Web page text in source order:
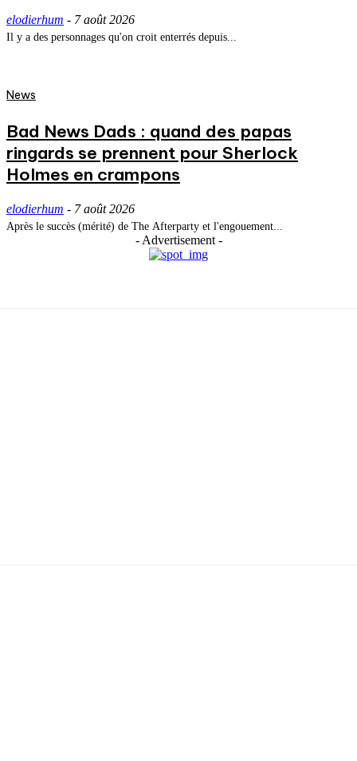
elodierhum - 7 août 2026
Il y a des personnages qu'on croit enterrés depuis...
News
Bad News Dads : quand des papas
ringards se prennent pour Sherlock
Holmes en crampons
elodierhum - 7 août 2026
Après le succès (mérité) de The Afterparty et l'engouement...
- Advertisement -